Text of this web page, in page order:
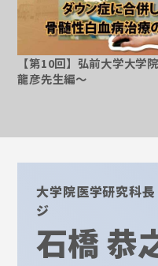
【第10回】弘前大学大学
龍彦先生編～
大学院医学研究科
ジ
石橋 恭